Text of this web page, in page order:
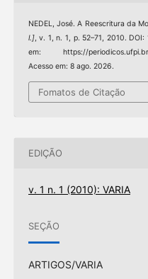
NEDEL, José. A Reescritura da
l.], v. 1, n. 1, p. 52–71, 2010.
em: https://periodicos.ufpi.br/
Acesso em: 8 ago. 2026.
Fomatos de Citação
EDIÇÃO
v. 1 n. 1 (2010): VARIA
SEÇÃO
ARTIGOS/VARIA